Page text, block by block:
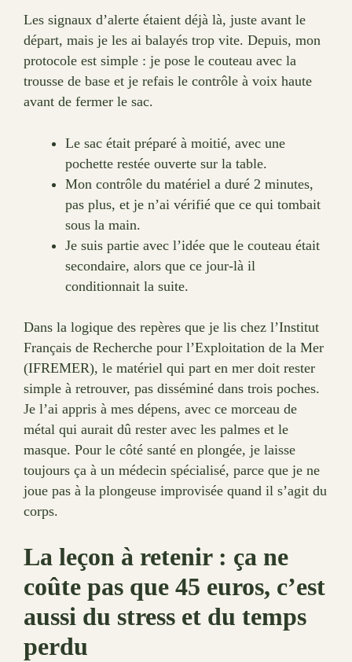
Les signaux d’alerte étaient déjà là, juste avant le
départ, mais je les ai balayés trop vite. Depuis, mon
protocole est simple : je pose le couteau avec la
trousse de base et je refais le contrôle à voix haute
avant de fermer le sac.
Le sac était préparé à moitié, avec une
pochette restée ouverte sur la table.
Mon contrôle du matériel a duré 2 minutes,
pas plus, et je n’ai vérifié que ce qui tombait
sous la main.
Je suis partie avec l’idée que le couteau était
secondaire, alors que ce jour-là il
conditionnait la suite.
Dans la logique des repères que je lis chez l’Institut
Français de Recherche pour l’Exploitation de la Mer
(IFREMER), le matériel qui part en mer doit rester
simple à retrouver, pas disséminé dans trois poches.
Je l’ai appris à mes dépens, avec ce morceau de
métal qui aurait dû rester avec les palmes et le
masque. Pour le côté santé en plongée, je laisse
toujours ça à un médecin spécialisé, parce que je ne
joue pas à la plongeuse improvisée quand il s’agit du
corps.
La leçon à retenir : ça ne
coûte pas que 45 euros, c’est
aussi du stress et du temps
perdu